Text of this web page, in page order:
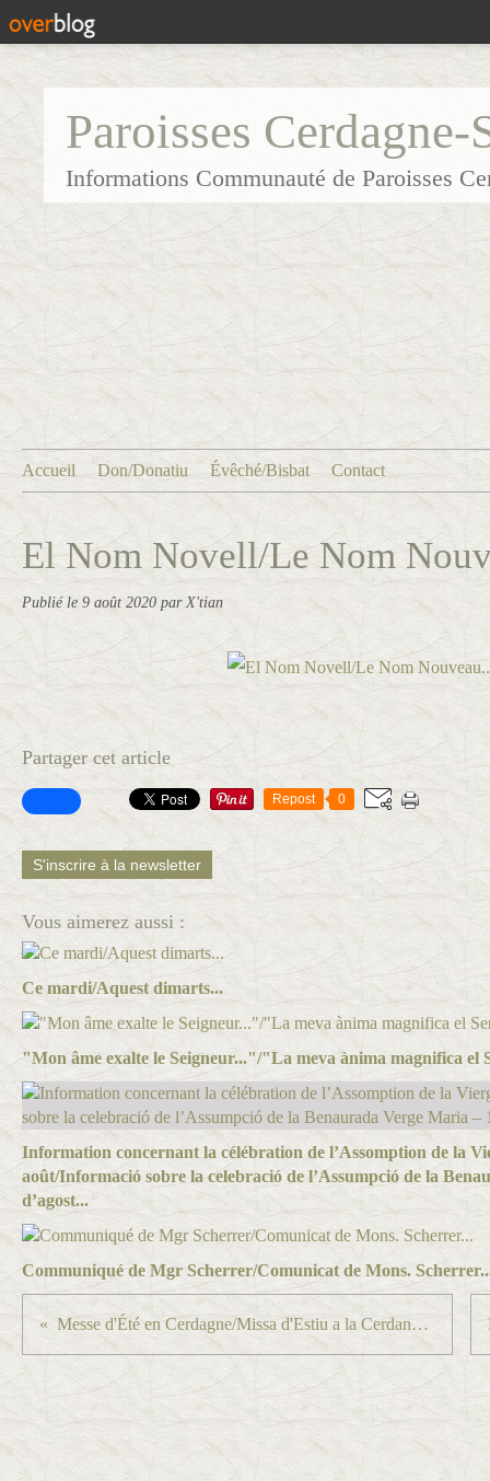
Paroisses
Informations Communauté de Paroisses
Accueil Don/Donatiu Évêché/Bisbat Contact
El Nom Novell/Le Nom
Publié le 9 août 2020 par X'tian
Partager cet article
Repost 0
S'inscrire à la newsletter
Vous aimerez aussi :
Ce mardi/Aquest dimarts...
"Mon âme exalte le Seigneur..."/"La meva ànima magnifica el
Information concernant la célébration de l’Assomption de la
août/Informació sobre la celebració de l’Assumpció de la
d’agost...
Communiqué de Mgr Scherrer/Comunicat de Mons.
Messe d'Été en Cerdagne/Missa d'Estiu a la Cerdanya...